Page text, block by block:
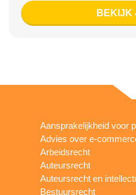
BEKIJK
Aansprakelijkheid voor
Advies over e-
Arbeidsrecht
Auteursrecht
Auteursrecht en
Bestuursrecht